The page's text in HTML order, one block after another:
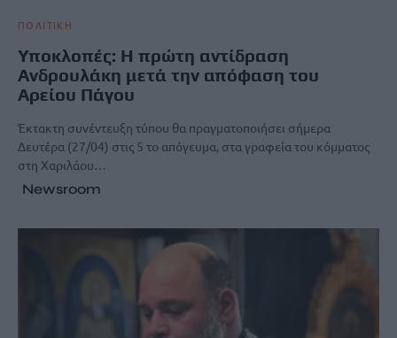
ΠΟΛΙΤΙΚΗ
Υποκλοπές: Η πρώτη αντίδραση
Ανδρουλάκη μετά την απόφαση του
Αρείου Πάγου
Έκτακτη συνέντευξη τύπου θα πραγματοποιήσει σήμερα
Δευτέρα (27/04) στις 5 το απόγευμα, στα γραφεία του κόμματος
στη Χαριλάου…
Newsroom